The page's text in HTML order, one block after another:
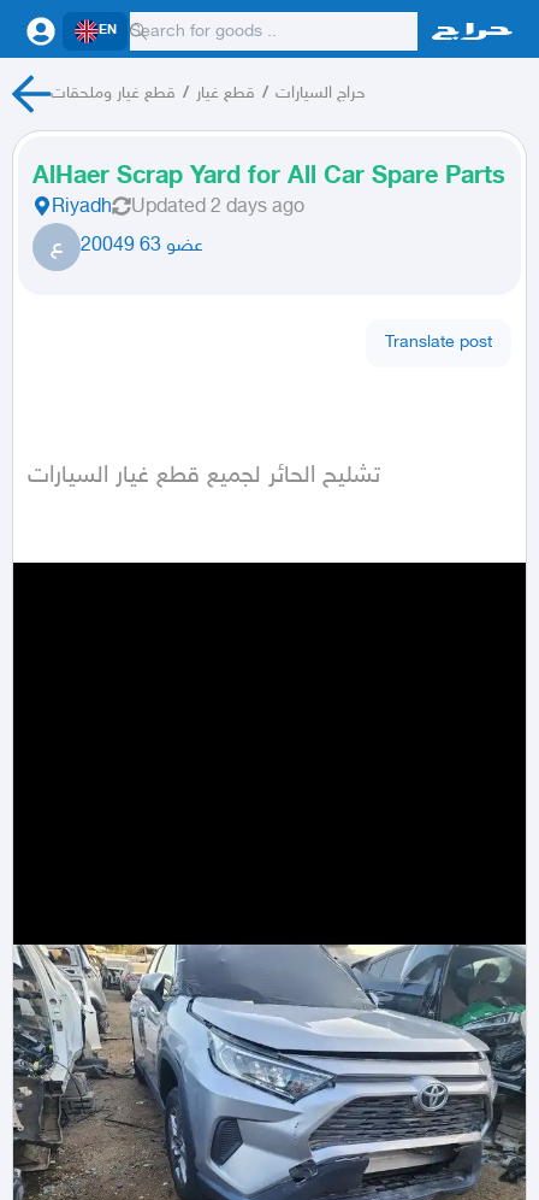
EN
قطع غيار وملحقات / قطع غيار / حراج السيارات
AlHaer Scrap Yard for All Car Spare Parts
Riyadh Updated 2 days ago
ع عضو 63 20049
Translate post
تشليح الحائر لجميع قطع غيار السيارات